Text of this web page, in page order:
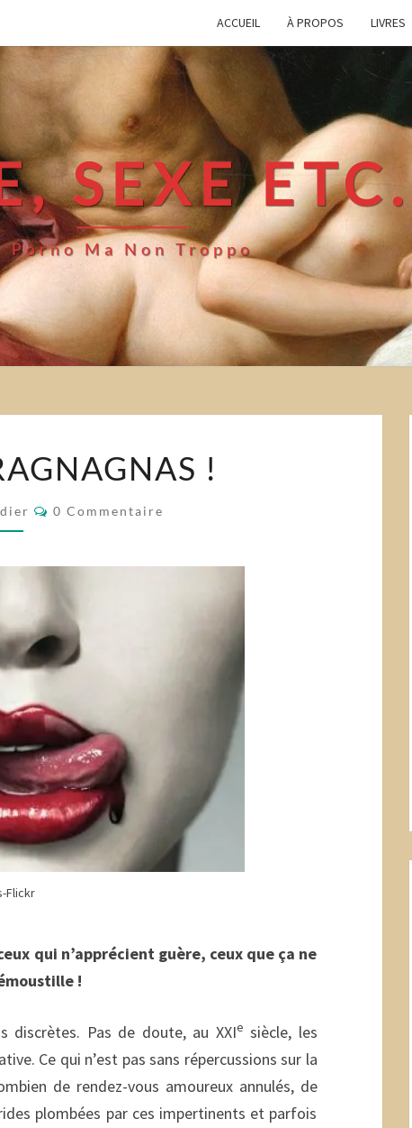
ACCUEIL À PROPOS LIVRES
SEXE ETC.
Porno Ma Non Troppo
ET
!
Commentaires
0 Commentaire
Flickr
qui n’apprécient guère, ceux que ça ne
!
discrètes. Pas de doute, au XXIe siècle, les
Ce qui n’est pas sans répercussions sur la
de rendez-vous amoureux annulés, de
plombées par ces impertinents et parfois